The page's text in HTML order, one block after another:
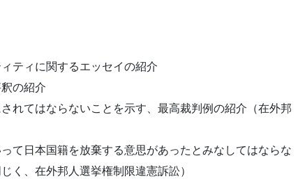
ティに関するエッセイの紹介
の紹介
てはならないことを示す、最高裁判例の紹介（在外邦
日本国籍を放棄する意思があったとみなしてはならな
く、在外邦人選挙権制限違憲訴訟）